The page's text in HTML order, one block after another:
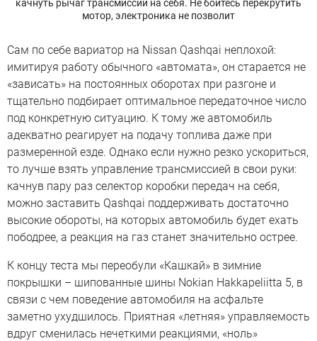
качнуть рычаг трансмиссии на себя. Не бойтесь перекрутить
мотор, электроника не позволит
Сам по себе вариатор на Nissan Qashqai неплохой:
имитируя работу обычного «автомата», он старается не
«зависать» на постоянных оборотах при разгоне и
тщательно подбирает оптимальное передаточное число
под конкретную ситуацию. К тому же автомобиль
адекватно реагирует на подачу топлива даже при
размеренной езде. Однако если нужно резко ускориться,
то лучше взять управление трансмиссией в свои руки:
качнув пару раз селектор коробки передач на себя,
можно заставить Qashqai поддерживать достаточно
высокие обороты, на которых автомобиль будет ехать
пободрее, а реакция на газ станет значительно острее.
К концу теста мы переобули «Кашкай» в зимние
покрышки – шипованные шины Nokian Hakkapeliitta 5, в
связи с чем поведение автомобиля на асфальте
заметно ухудшилось. Приятная «летняя» управляемость
вдруг сменилась нечеткими реакциями, «ноль»